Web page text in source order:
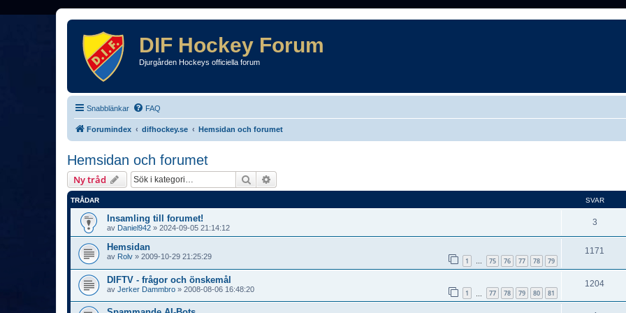
DIF Hockey Forum
Djurgården Hockeys officiella forum
Snabblänkar FAQ
Forumindex difhockey.se Hemsidan och forumet
Hemsidan och forumet
Ny tråd Sök
TRÅDAR SVAR
Insamling till forumet!
av Daniel942 » 2024-09-05 21:14:12
3
Hemsidan
av Rolv » 2009-10-29 21:25:29 1 … 75 76 77 78 79
1171
DIFTV - frågor och önskemål
av Jerker Dammbro » 2008-08-06 16:48:20 1 77 78 79 80 81
1204